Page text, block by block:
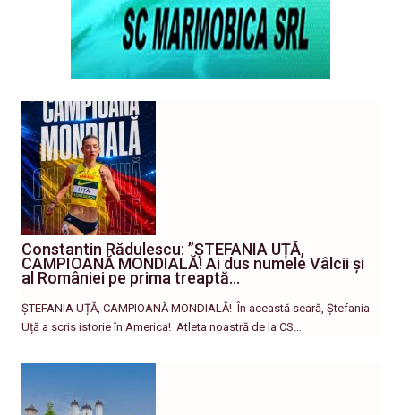
Constantin Rădulescu: ”ȘTEFANIA UȚĂ,
CAMPIOANĂ MONDIALĂ! Ai dus numele Vâlcii și
al României pe prima treaptă…
ȘTEFANIA UȚĂ, CAMPIOANĂ MONDIALĂ! ​În această seară, Ștefania
Uță a scris istorie în America! ​ Atleta noastră de la CS…